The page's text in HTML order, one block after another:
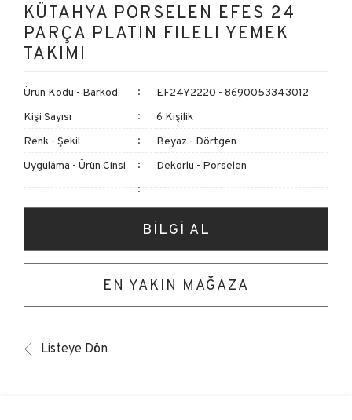
KÜTAHYA PORSELEN EFES 24
PARÇA PLATIN FILELI YEMEK
TAKIMI
Ürün Kodu - Barkod
EF24Y2220 - 8690053343012
Kişi Sayısı
6 Kişilik
Renk - Şekil
Beyaz - Dörtgen
Uygulama - Ürün Cinsi
Dekorlu - Porselen
BİLGİ AL
EN YAKIN MAĞAZA
Listeye Dön